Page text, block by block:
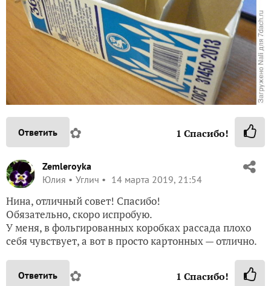
Ответить ✿ 1 Спасибо!
Zemleroyka
Юлия
Углич 14 марта 2019, 21:54
Нина, отличный совет! Спасибо!
Обязательно, скоро испробую.
У меня, в фольгированных коробках рассада плохо
себя чувствует, а вот в просто картонных — отлично.
Ответить ✿ 1 Спасибо!